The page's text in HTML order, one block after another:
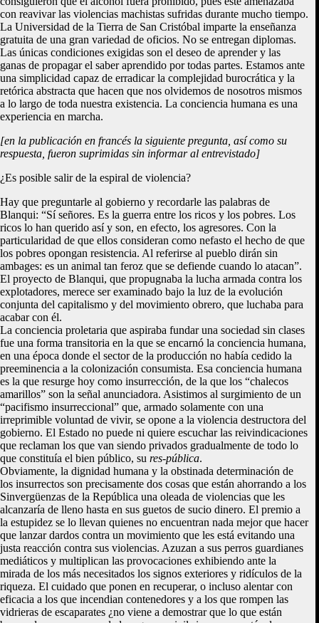
con reavivar las violencias machistas sufridas durante mucho tiempo.
La Universidad de la Tierra de San Cristóbal imparte la enseñanza
gratuita de una gran variedad de oficios. No se entregan diplomas.
Las únicas condiciones exigidas son el deseo de aprender y las
ganas de propagar el saber aprendido por todas partes. Estamos ante
una simplicidad capaz de erradicar la complejidad burocrática y la
retórica abstracta que hacen que nos olvidemos de nosotros mismos
a lo largo de toda nuestra existencia. La conciencia humana es una
experiencia en marcha.
[en la publicación en francés la siguiente pregunta, así como su
respuesta, fueron suprimidas sin informar al entrevistado]
¿Es posible salir de la espiral de violencia?
Hay que preguntarle al gobierno y recordarle las palabras de
Blanqui: “Sí señores. Es la guerra entre los ricos y los pobres. Los
ricos lo han querido así y son, en efecto, los agresores. Con la
particularidad de que ellos consideran como nefasto el hecho de que
los pobres opongan resistencia. Al referirse al pueblo dirán sin
ambages: es un animal tan feroz que se defiende cuando lo atacan”.
El proyecto de Blanqui, que propugnaba la lucha armada contra los
explotadores, merece ser examinado bajo la luz de la evolución
conjunta del capitalismo y del movimiento obrero, que luchaba para
acabar con él.
La conciencia proletaria que aspiraba fundar una sociedad sin clases
fue una forma transitoria en la que se encarnó la conciencia humana,
en una época donde el sector de la producción no había cedido la
preeminencia a la colonización consumista. Esa conciencia humana
es la que resurge hoy como insurrección, de la que los “chalecos
amarillos” son la señal anunciadora. Asistimos al surgimiento de un
“pacifismo insurreccional” que, armado solamente con una
irreprimible voluntad de vivir, se opone a la violencia destructora del
gobierno. El Estado no puede ni quiere escuchar las reivindicaciones
que reclaman los que van siendo privados gradualmente de todo lo
que constituía el bien público, su res-pública.
Obviamente, la dignidad humana y la obstinada determinación de
los insurrectos son precisamente dos cosas que están ahorrando a los
Sinvergüenzas de la República una oleada de violencias que les
alcanzaría de lleno hasta en sus guetos de sucio dinero. El premio a
la estupidez se lo llevan quienes no encuentran nada mejor que hacer
que lanzar dardos contra un movimiento que les está evitando una
justa reacción contra sus violencias. Azuzan a sus perros guardianes
mediáticos y multiplican las provocaciones exhibiendo ante la
mirada de los más necesitados los signos exteriores y ridículos de la
riqueza. El cuidado que ponen en recuperar, o incluso alentar con
eficacia a los que incendian contenedores y a los que rompen las
vidrieras de escaparates ¿no viene a demostrar que lo que están